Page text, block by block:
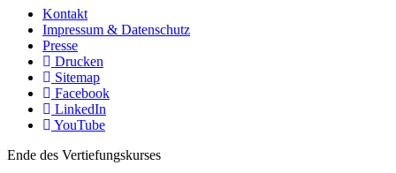
Kontakt
Impressum & Datenschutz
Presse
Drucken
Sitemap
Facebook
LinkedIn
YouTube
Ende des Vertiefungskurses